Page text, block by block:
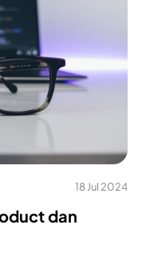
18 Jul 2024
dan